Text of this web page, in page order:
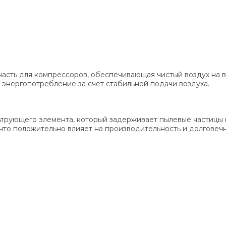
для компрессоров, обеспечивающая чистый воздух на
за счёт стабильной подачи воздуха.
элемента, который задерживает пылевые
положительно влияет на производительность и